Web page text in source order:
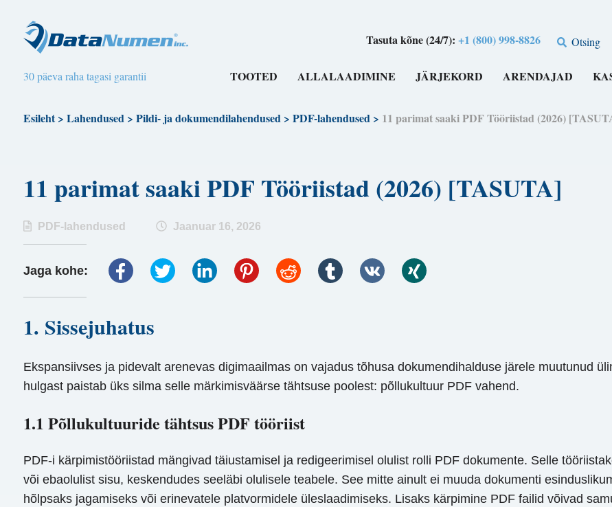
Tasuta kõne (24/7):+1 (800) 998-8826 Otsing
30 päeva raha tagasi garantii TOOTED ALLALAADIMINE JÄRJEKORD ARENDAJAD
Esileht> Lahendused> Pildi- ja dokumendilahendused> PDF-lahendused> 11 parimat saaki PDF Tööriistad (2026)
11 parimat saaki PDF Tööriistad (2026) [TASUTA]
PDF-lahendused Jaanuar 16, 2026
Jaga kohe:
1. Sissejuhatus
Ekspansiivses ja pidevalt arenevas digimaailmas on vajadus tõhusa dokumendihalduse järele muutunud
hulgast paistab üks silma selle märkimisväärse tähtsuse poolest: põllukultuur PDF vahend.
1.1 Põllukultuuride tähtsus PDF tööriist
PDF-i kärpimistööriistad mängivad täiustamisel ja redigeerimisel olulist rolli PDF dokumente. Selle
või ebaolulist sisu, keskendudes seeläbi olulisele teabele. See mitte ainult ei muuda dokumenti
hõlpsaks jagamiseks või erinevatele platvormidele üleslaadimiseks. Lisaks kärpimine PDF failid võivad